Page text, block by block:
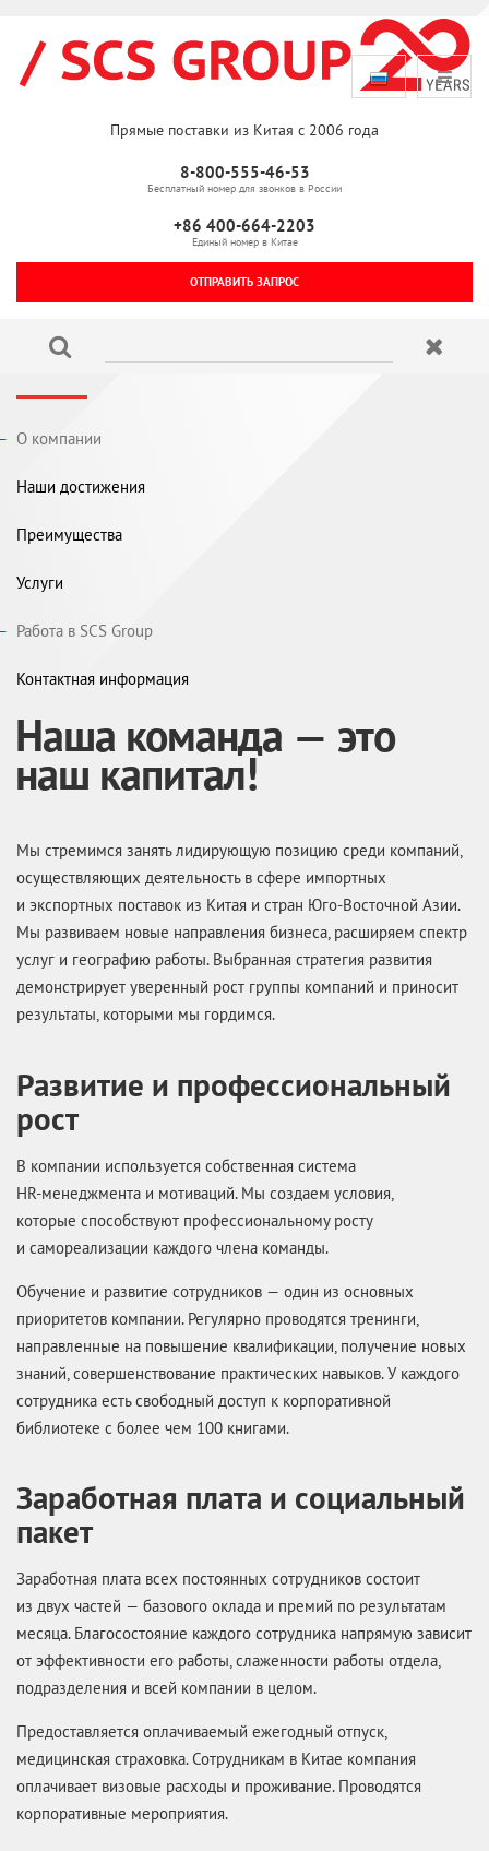
Прямые поставки из Китая с 2006 года
8-800-555-46-53
Бесплатный номер для звонков в России
+86 400-664-2203
Единый номер в Китае
ОТПРАВИТЬ ЗАПРОС
О компании
Наши достижения
Преимущества
Услуги
Работа в SCS Group
Контактная информация
Наша команда — это
наш капитал!
Мы стремимся занять лидирующую позицию среди компаний,
осуществляющих деятельность в сфере импортных
и экспортных поставок из Китая и стран Юго-Восточной Азии.
Мы развиваем новые направления бизнеса, расширяем спектр
услуг и географию работы. Выбранная стратегия развития
демонстрирует уверенный рост группы компаний и приносит
результаты, которыми мы гордимся.
Развитие и профессиональный
рост
В компании используется собственная система
HR-менеджмента и мотиваций. Мы создаем условия,
которые способствуют профессиональному росту
и самореализации каждого члена команды.
Обучение и развитие сотрудников — один из основных
приоритетов компании. Регулярно проводятся тренинги,
направленные на повышение квалификации, получение новых
знаний, совершенствование практических навыков. У каждого
сотрудника есть свободный доступ к корпоративной
библиотеке с более чем 100 книгами.
Заработная плата и социальный
пакет
Заработная плата всех постоянных сотрудников состоит
из двух частей — базового оклада и премий по результатам
месяца. Благосостояние каждого сотрудника напрямую зависит
от эффективности его работы, слаженности работы отдела,
подразделения и всей компании в целом.
Предоставляется оплачиваемый ежегодный отпуск,
медицинская страховка. Сотрудникам в Китае компания
оплачивает визовые расходы и проживание. Проводятся
корпоративные мероприятия.